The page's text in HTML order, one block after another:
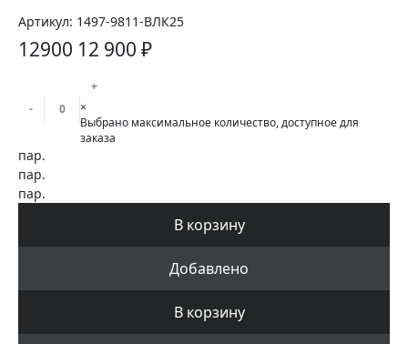
Артикул: 1497-9811-ВЛК25
12900 12 900 ₽
-
+
×
Выбрано максимальное количество, доступное для
заказа
пар.
пар.
пар.
В корзину
Добавлено
В корзину